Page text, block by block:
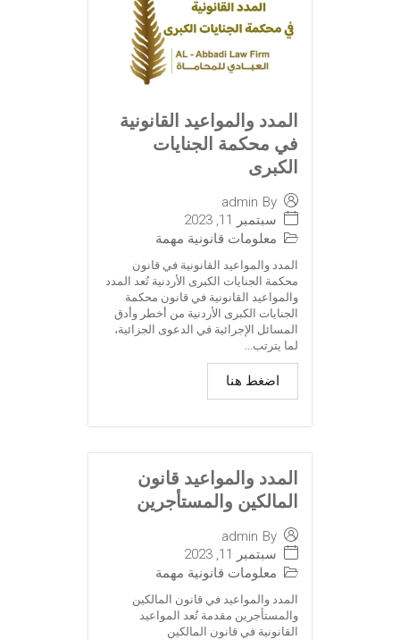
المدد والمواعيد القانونية
في محكمة الجنايات
الكبرى
By
admin
سبتمبر 11, 2023
معلومات قانونية مهمة
المدد والمواعيد القانونية في قانون
محكمة الجنايات الكبرى الأردنية تُعد المدد
والمواعيد القانونية في قانون محكمة
الجنايات الكبرى الأردنية من أخطر وأدق
المسائل الإجرائية في الدعوى الجزائية،
لما يترتب...
اضغط هنا
المدد والمواعيد قانون
المالكين والمستأجرين
By
admin
سبتمبر 11, 2023
معلومات قانونية مهمة
المدد والمواعيد في قانون المالكين
والمستأجرين مقدمة تُعد المواعيد
القانونية في قانون المالكين